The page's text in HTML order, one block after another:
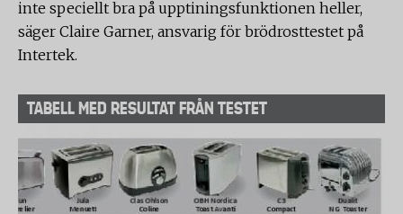
inte speciellt bra på upptiningsfunktionen heller,
säger Claire Garner, ansvarig för brödrosttestet på
Intertek.
TABELL MED RESULTAT FRÅN TESTET